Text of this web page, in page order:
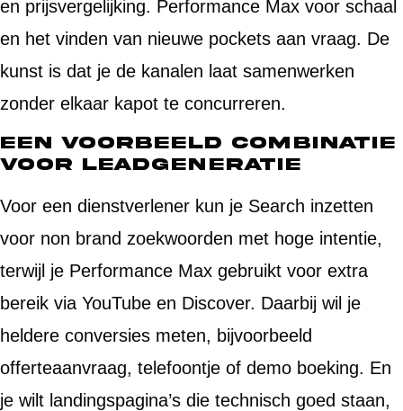
en prijsvergelijking. Performance Max voor schaal
en het vinden van nieuwe pockets aan vraag. De
kunst is dat je de kanalen laat samenwerken
zonder elkaar kapot te concurreren.
Een voorbeeld combinatie
voor leadgeneratie
Voor een dienstverlener kun je Search inzetten
voor non brand zoekwoorden met hoge intentie,
terwijl je Performance Max gebruikt voor extra
bereik via YouTube en Discover. Daarbij wil je
heldere conversies meten, bijvoorbeeld
offerteaanvraag, telefoontje of demo boeking. En
je wilt landingspagina’s die technisch goed staan,